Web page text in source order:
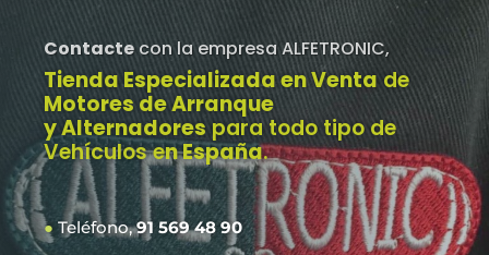
Contacte con la empresa ALFETRONIC,
Tienda Especializada en Venta de
Motores de Arranque
y Alternadores para todo tipo de
Vehículos en España.
●Teléfono,91 569 48 90